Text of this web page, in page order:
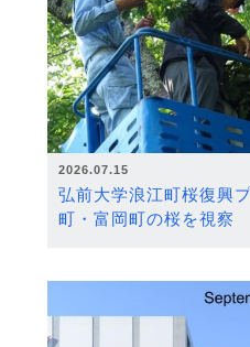
2026.07.15
弘前大学浪江町桜復興
町・富岡町の桜を視察